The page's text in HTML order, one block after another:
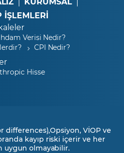
İŞLEMLERİ
Verisi Nedir?
CPI Nedir?
Hisse
differences),Opsiyon, VİOP ve
kayıp riski içerir ve her
uygun olmayabilir.